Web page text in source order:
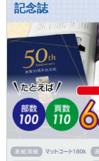
記念誌